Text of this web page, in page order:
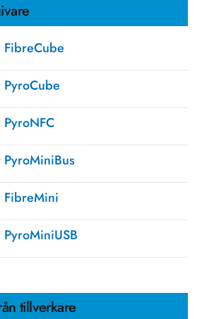
FibreCube
PyroMiniBus
FibreMini
tillverkare